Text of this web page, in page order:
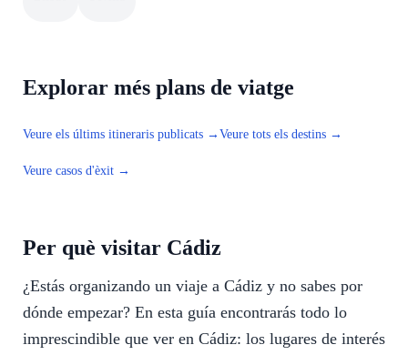
Explorar més plans de viatge
Veure els últims itineraris publicats → Veure tots els destins →
Veure casos d'èxit →
Per què visitar Cádiz
¿Estás organizando un viaje a Cádiz y no sabes por
dónde empezar? En esta guía encontrarás todo lo
imprescindible que ver en Cádiz: los lugares de interés